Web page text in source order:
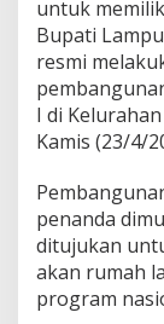
untuk
Bupati
resmi
I di
Kamis (23/4/
penanda
ditujukan
akan rumah
program